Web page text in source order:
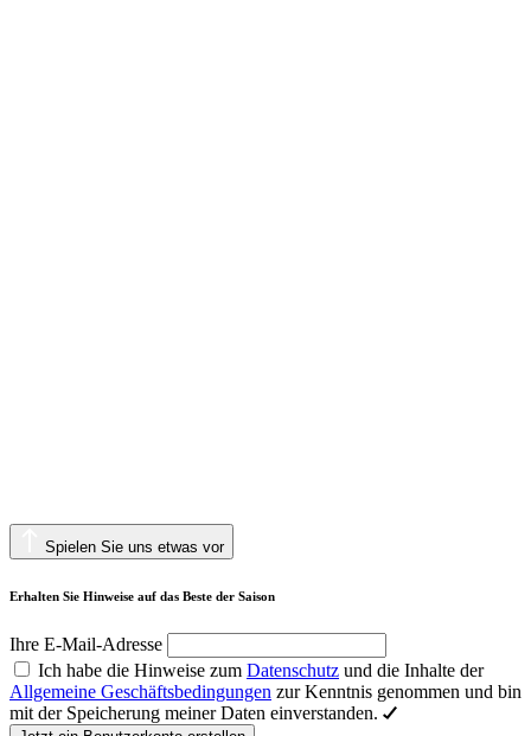
Spielen Sie uns etwas vor
Erhalten Sie Hinweise auf das Beste der Saison
Ihre E-Mail-Adresse
Ich habe die Hinweise zum Datenschutz und die Inhalte der
Allgemeine Geschäftsbedingungen zur Kenntnis genommen und bin
mit der Speicherung meiner Daten einverstanden.